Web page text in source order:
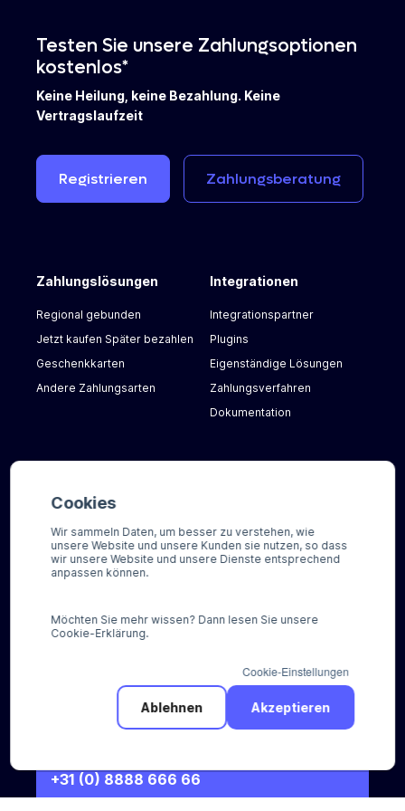
Cookies
Wir sammeln Daten, um besser zu verstehen, wie
unsere Website und unsere Kunden sie nutzen, so dass
wir unsere Website und unsere Dienste entsprechend
anpassen können.
Möchten Sie mehr wissen? Dann lesen Sie unsere
Cookie-Erklärung.
Cookie-Einstellungen
Akzeptieren
Ablehnen
+31 (0) 8888 666 66
Testen Sie unsere Zahlungsoptionen
kostenlos*
Keine Heilung, keine Bezahlung. Keine
Vertragslaufzeit
Registrieren Zahlungsberatung
Zahlungslösungen
Regional gebunden
Jetzt kaufen Später bezahlen
Geschenkkarten
Andere Zahlungsarten
Integrationen
Integrationspartner
Plugins
Eigenständige Lösungen
Zahlungsverfahren
Dokumentation
Unser Team
Nachrichten
Arbeiten bei
Bezahlt über Pay.
Für unsere Kunden